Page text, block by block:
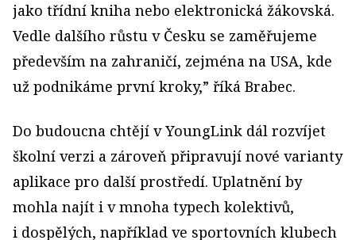
jako třídní kniha nebo elektronická žákovská.
Vedle dalšího růstu v Česku se zaměřujeme
především na zahraničí, zejména na USA, kde
už podnikáme první kroky,” říká Brabec.
Do budoucna chtějí v YoungLink dál rozvíjet
školní verzi a zároveň připravují nové varianty
aplikace pro další prostředí. Uplatnění by
mohla najít i v mnoha typech kolektivů,
i dospělých, například ve sportovních klubech